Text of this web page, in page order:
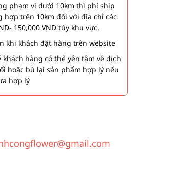
phạm vi dưới 10km thì phí ship
hợp trên 10km đối với địa chỉ các
150,000 VND tùy khu vực.
khi khách đặt hàng trên website
hàng có thể yên tâm về dịch
hoặc bù lại sản phẩm hợp lý nếu
hợp lý